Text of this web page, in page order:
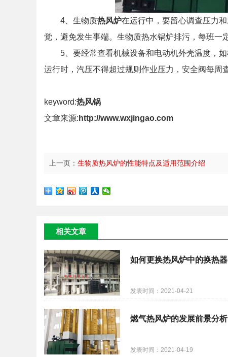
4、生物质热风炉在运行中，要留心调查压力
觉，避免发生事端。生物质热水锅炉排污，每班一
5、要经常查看机械设备和电动机外壳温度，
运行时，汽压不得超过规则作业压力，安全阀每周
keyword:热风锅
文章来源: http://www.wxjingao.com
上一页： 生物质热风炉的性能特点及适用范围介绍
相关文章
如何更换热风炉中的换热器
发表时间：2021-04-21
燃气热风炉的发展前景分析
发表时间：2021-04-19